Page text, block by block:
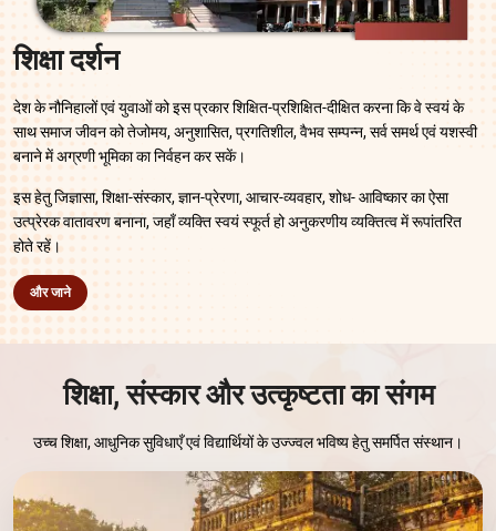
शिक्षा दर्शन
देश के नौनिहालों एवं युवाओं को इस प्रकार शिक्षित-प्रशिक्षित-दीक्षित करना कि वे स्वयं के
साथ समाज जीवन को तेजोमय, अनुशासित, प्रगतिशील, वैभव सम्पन्न, सर्व समर्थ एवं यशस्वी
बनाने में अग्रणी भूमिका का निर्वहन कर सकें।
इस हेतु जिज्ञासा, शिक्षा-संस्कार, ज्ञान-प्रेरणा, आचार-व्यवहार, शोध- आविष्कार का ऐसा
उत्प्रेरक वातावरण बनाना, जहाँ व्यक्ति स्वयं स्फूर्त हो अनुकरणीय व्यक्तित्व में रूपांतरित
होते रहें।
और जाने
शिक्षा, संस्कार और उत्कृष्टता का संगम
उच्च शिक्षा, आधुनिक सुविधाएँ एवं विद्यार्थियों के उज्ज्वल भविष्य हेतु समर्पित संस्थान।